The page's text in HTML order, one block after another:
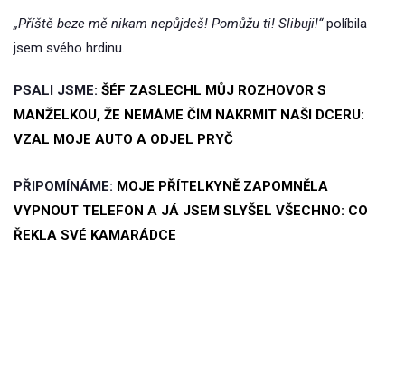
„Příště beze mě nikam nepůjdeš! Pomůžu ti! Slibuji!“políbila
jsem svého hrdinu.
PSALI JSME: ŠÉF ZASLECHL MŮJ ROZHOVOR S
MANŽELKOU, ŽE NEMÁME ČÍM NAKRMIT NAŠI DCERU:
VZAL MOJE AUTO A ODJEL PRYČ
PŘIPOMÍNÁME: MOJE PŘÍTELKYNĚ ZAPOMNĚLA
VYPNOUT TELEFON A JÁ JSEM SLYŠEL VŠECHNO: CO
ŘEKLA SVÉ KAMARÁDCE